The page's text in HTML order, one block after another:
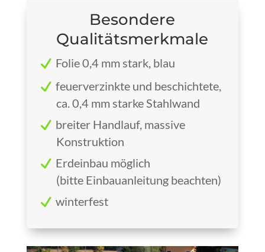
Besondere
Qualitätsmerkmale
Folie 0,4 mm stark, blau
feuerverzinkte und beschichtete,
ca. 0,4 mm starke Stahlwand
breiter Handlauf, massive
Konstruktion
Erdeinbau möglich
(bitte Einbauanleitung beachten)
winterfest